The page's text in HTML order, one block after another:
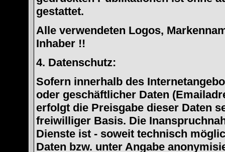
gestattet.
Alle verwendeten Logos,
Inhaber !!
4. Datenschutz:
Sofern innerhalb des
oder geschäftlicher Daten
erfolgt die Preisgabe dieser Daten
freiwilliger Basis. Die
Dienste ist - soweit technisch
Daten bzw. unter Angabe